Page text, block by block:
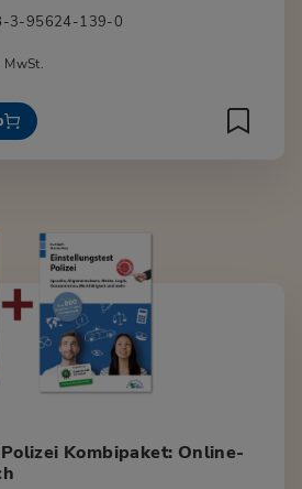
3-95624-139-0
MwSt.
Kombipaket: Online-